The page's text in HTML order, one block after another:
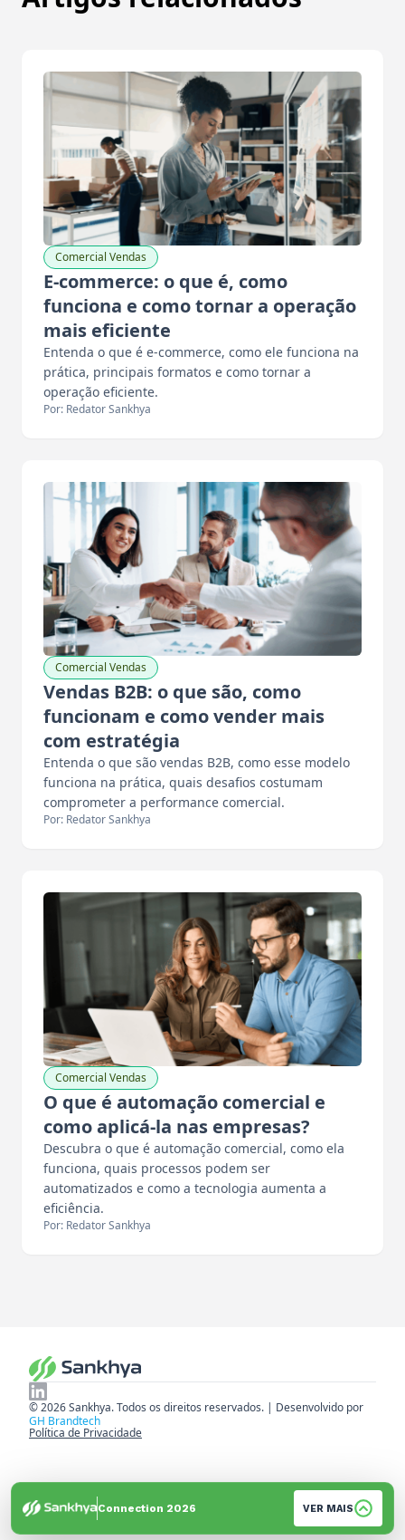
Comercial Vendas
E-commerce: o que é, como
funciona e como tornar a operação
mais eficiente
Entenda o que é e-commerce, como ele funciona na
prática, principais formatos e como tornar a
operação eficiente.
Por: Redator Sankhya
Comercial Vendas
Vendas B2B: o que são, como
funcionam e como vender mais
com estratégia
Entenda o que são vendas B2B, como esse modelo
funciona na prática, quais desafios costumam
comprometer a performance comercial.
Por: Redator Sankhya
Comercial Vendas
O que é automação comercial e
como aplicá-la nas empresas?
Descubra o que é automação comercial, como ela
funciona, quais processos podem ser
automatizados e como a tecnologia aumenta a
eficiência.
Por: Redator Sankhya
© 2026 Sankhya. Todos os direitos reservados. | Desenvolvido por
GH Brandtech
Política de Privacidade
Connection 2026 VER MAIS